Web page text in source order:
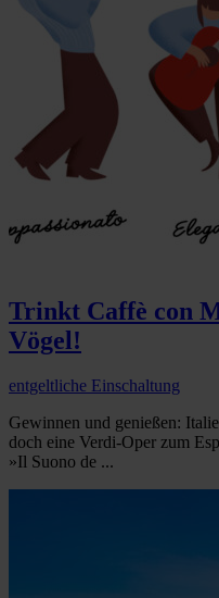
Trinkt Caffè con
Vögel!
entgeltliche Einschaltung
Gewinnen und genießen:
doch eine Verdi-Oper zum
»Il Suono de ...